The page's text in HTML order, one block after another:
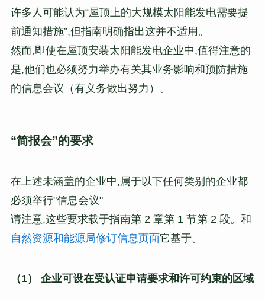
许多人可能认为“屋顶上的大规模太阳能发电需要提
前通知措施”,但指南明确指出这并不适用。
然而,即使在屋顶安装太阳能发电企业中,值得注意的
是,他们也必须努力举办有关其业务影响和预防措施
的信息会议（有义务做出努力）。
“简报会”的要求
在上述未涵盖的企业中,属于以下任何类别的企业都
必须举行"信息会议"
请注意,这些要求载于指南第 2 章第 1 节第 2 段。和
自然资源和能源局修订信息页面它基于。
（1） 企业可设在受认证申请要求和许可约束的区域